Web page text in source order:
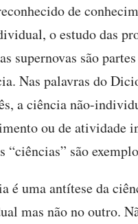
de
o estudo das
supernovas são
Nas palavras do
a ciência não-
ou de atividade
“ciências” são
é uma antítese da
mas não no outro.